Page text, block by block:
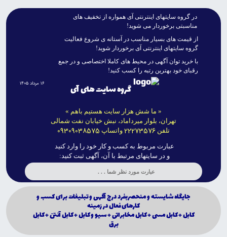
در گروه سايتهاى اينترنتى آى همواره از تخفيف هاى
مناسبتى برخوردار مى شويد!
از قيمت هاى بسيار مناسب در آستانه ى شروع فعاليت
گروه سايتهاى اينترنتى آى برخوردار شويد!
با خريد توان آگهى در محيط هاى کاملا اختصاصى و در جمع
رقباى خود بهترين رتبه را کسب کنيد!
گروه سایت های آی
« ما شش هزار سایت هستیم باهم »
تهران، بلوار میرداماد، نبش خیابان نفت شمالی
تلفن 22273576 واتساپ 09309038575
۱۶ مرداد ۱۴۰۵
عبارت مربوط به کسب و کار خود را وارد کنید
و در سایتهای مرتبط با آن، آگهی ثبت کنید:
جايگاه شايسته و منحصربفرد درج آگهى و تبليغات براى كسب و
كارهاى فعال در زمينه
کابل + کابل مسى + کابل مخابراتى + سيو و کابل + کابل آنتن + کابل
برق